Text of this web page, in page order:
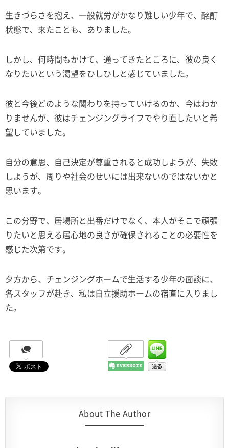
生きづらさを抱え、一般就労がかなり難しい少年で、酩酊
状態で、来たことも、ありました。
しかし、何時間もかけて、通ってきたところに、彼の良く
なりたいという渇望をひしひしと感じていました。
彼と今後どのような関わりを持っていけるのか、今はわか
りませんが、彼はチェンジングライフでやり直したいと希
望していました。
自分の意思、自己決定が尊重されると成功しようが、失敗
しようが、周りや社会のせいには出来ないのではないかと
思います。
この分野で、居場所と出番だけでなく、本人がそこで頑張
りたいと思える居心地の良さが確保されることの必要性を
感じた次第です。
夕方から、チェンジングホームで生活する少年の面談に、
各スタッフが赴き、私は自立援助ホームの宿直に入りまし
た。
About The Author